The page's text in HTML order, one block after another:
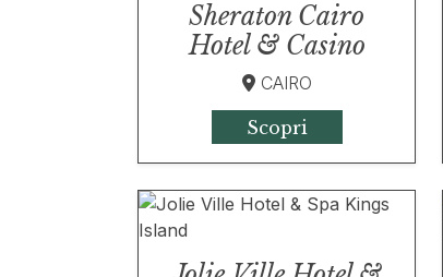
Sheraton Cairo
Hotel & Casino
CAIRO
Scopri